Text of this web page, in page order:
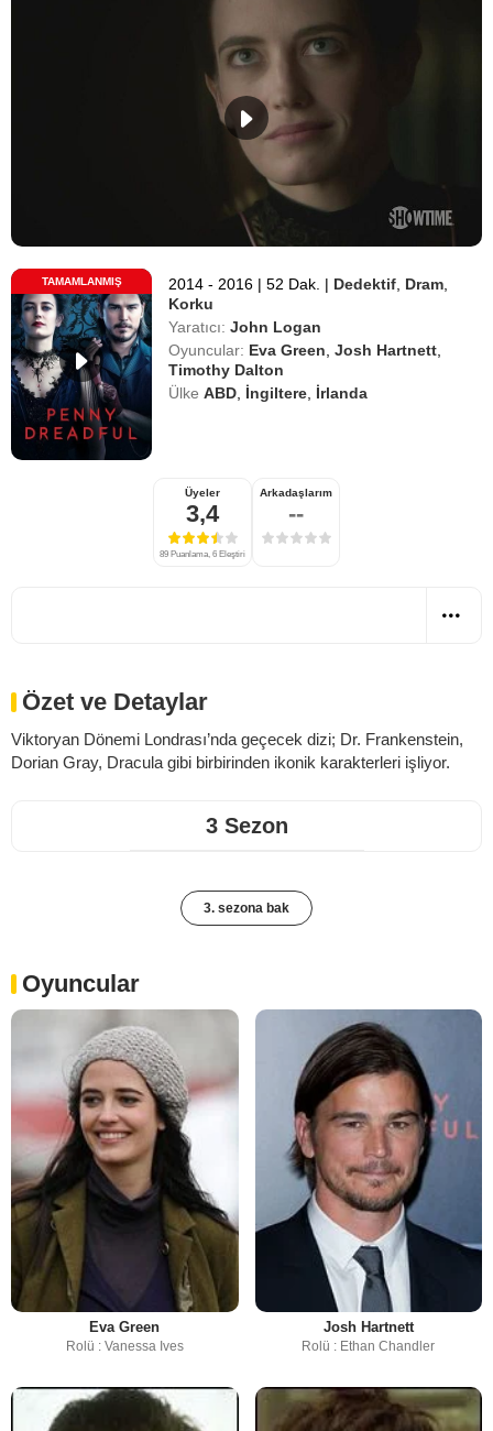
TAMAMLANMIŞ 2014 - 2016 | 52 Dak. | Dedektif Dram
Korku
Yaratıcı: John Logan
Oyuncular: Eva Green ,Josh Hartnett
Timothy Dalton
Ülke ABD İngiltere İrlanda
Üyeler
3,4
89 Puanlama, 6 Eleştiri
Arkadaşlarım
--
Özet ve Detaylar
Viktoryan Dönemi Londrası’nda geçecek dizi; Dr. Frankenstein,
Dorian Gray, Dracula gibi birbirinden ikonik karakterleri işliyor.
3 Sezon
3. sezona bak
Oyuncular
Eva Green
Rolü : Vanessa Ives
Josh Hartnett
Rolü : Ethan Chandler